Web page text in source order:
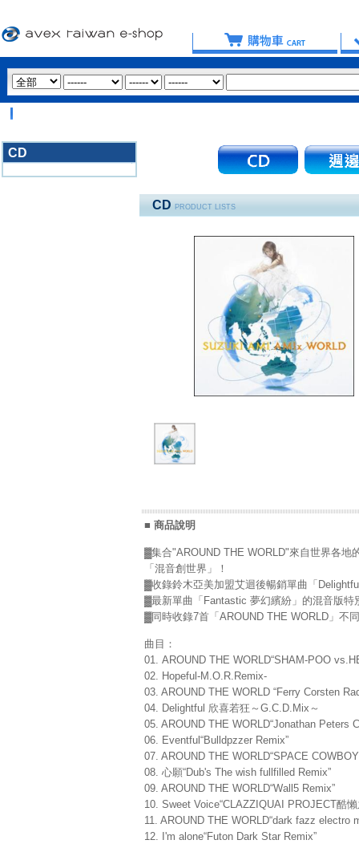
CD
CD PRODUCT LISTS
■ 商品說明
▓集合"AROUND THE WORLD"來自世界各地
「混音創世界」！
▓收錄鈴木亞美加盟艾迴後暢銷單曲「
▓最新單曲「Fantastic 夢幻繽紛」的混音版特
▓同時收錄7首「AROUND THE WORLD」不
曲目：
01. AROUND THE WORLD“SHAM-POO
02. Hopeful-M.O.R.Remix-
03. AROUND THE WORLD “Ferry Corsten
04. Delightful 欣喜若狂～G.C.D.Mix～
05. AROUND THE WORLD“Jonathan Peters
06. Eventful“Bulldpzzer Remix”
07. AROUND THE WORLD“SPACE
08. 心願“Dub's The wish fullfilled Remix”
09. AROUND THE WORLD“Wall5 Remix”
10. Sweet Voice“CLAZZIQUAI PROJECT酷
11. AROUND THE WORLD“dark fazz electro
12. I'm alone“Futon Dark Star Remix”